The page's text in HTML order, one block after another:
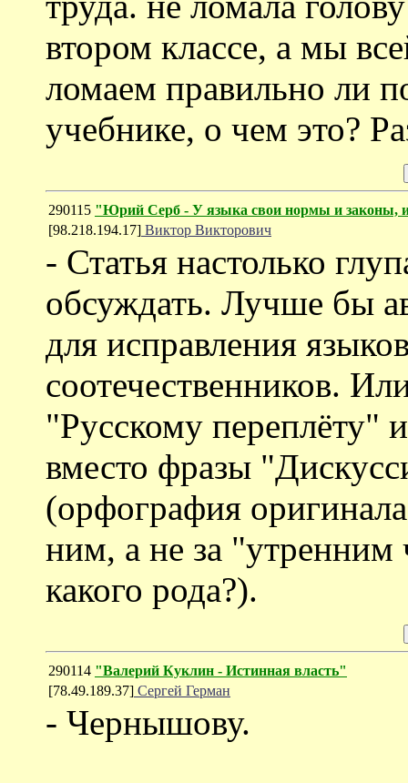
втором классе, а мы
ломаем правильно ли
учебнике, о чем это?
290115 "Юрий Серб - У языка свои нормы и законы,
[98.218.194.17] Виктор Викторович
- Статья настолько
обсуждать. Лучше бы
для исправления
соотечественников.
"Русскому переплёту"
вместо фразы
(орфография
ним, а не за
какого рода?).
290114 "Валерий Куклин - Истинная власть"
[78.49.189.37] Сергей Герман
- Чернышову.